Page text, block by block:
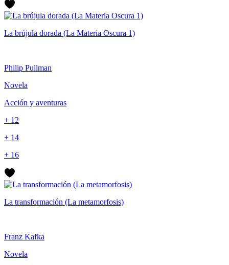
La brújula dorada (La Materia Oscura 1)
Philip Pullman
Novela
Acción y aventuras
+ 12
+ 14
+ 16
La transformación (La metamorfosis)
Franz Kafka
Novela